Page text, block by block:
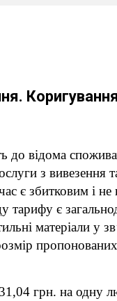
відома
з вивезення
є збитковим і
тарифу є
матеріали у
грн. на одну